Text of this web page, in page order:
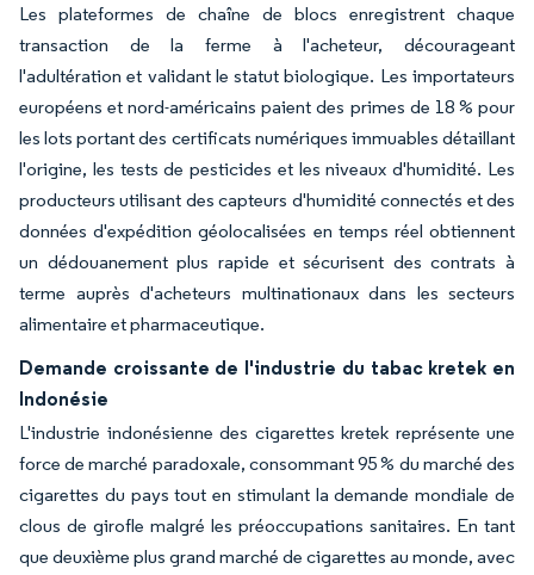
Les plateformes de chaîne de blocs enregistrent chaque
transaction de la ferme à l'acheteur, décourageant
l'adultération et validant le statut biologique. Les importateurs
européens et nord-américains paient des primes de 18 % pour
les lots portant des certificats numériques immuables détaillant
l'origine, les tests de pesticides et les niveaux d'humidité. Les
producteurs utilisant des capteurs d'humidité connectés et des
données d'expédition géolocalisées en temps réel obtiennent
un dédouanement plus rapide et sécurisent des contrats à
terme auprès d'acheteurs multinationaux dans les secteurs
alimentaire et pharmaceutique.
Demande croissante de l'industrie du tabac kretek en
Indonésie
L'industrie indonésienne des cigarettes kretek représente une
force de marché paradoxale, consommant 95 % du marché des
cigarettes du pays tout en stimulant la demande mondiale de
clous de girofle malgré les préoccupations sanitaires. En tant
que deuxième plus grand marché de cigarettes au monde, avec